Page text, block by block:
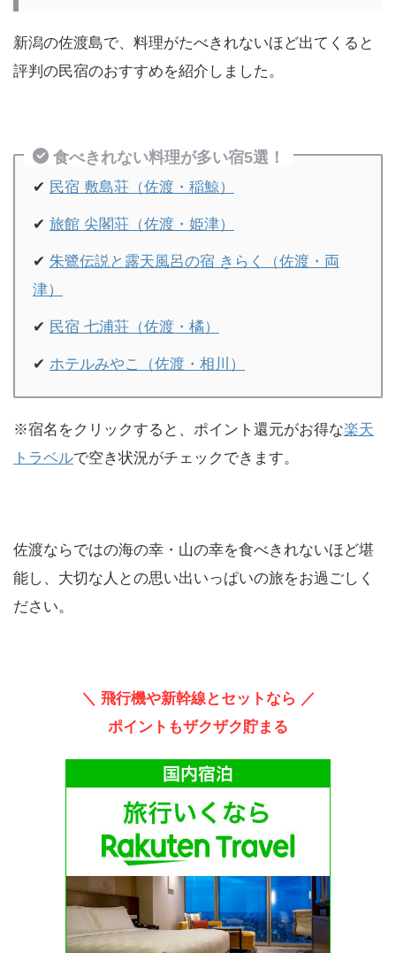
新潟の佐渡島で、料理がたべきれないほど出てくると
評判の民宿のおすすめを紹介しました。
食べきれない料理が多い宿5選！
✔ 民宿 敷島荘（佐渡・稲鯨）
✔ 旅館 尖閣荘（佐渡・姫津）
✔ 朱鷺伝説と露天風呂の宿 きらく（佐渡・両
津）
✔ 民宿 七浦荘（佐渡・橘）
✔ ホテルみやこ（佐渡・相川）
※宿名をクリックすると、ポイント還元がお得な楽天
トラベルで空き状況がチェックできます。
佐渡ならではの海の幸・山の幸を食べきれないほど堪
能し、大切な人との思い出いっぱいの旅をお過ごしく
ださい。
＼ 飛行機や新幹線とセットなら ／
ポイントもザクザク貯まる